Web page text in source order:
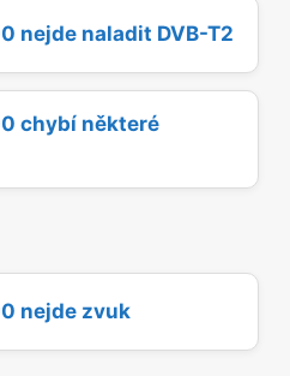
nejde naladit DVB-T2
chybí některé
nejde zvuk